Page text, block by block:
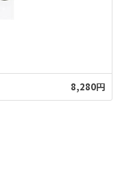
8,280円